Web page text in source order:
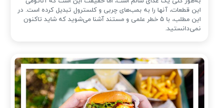
این قطعات، آنها را به بمب‌های چربی و کلسترول تبدیل کرده است. در
این مطلب، با ۵ خطر علمی و مستند آشنا می‌شوید که شاید تاکنون
نمی‌دانستید.